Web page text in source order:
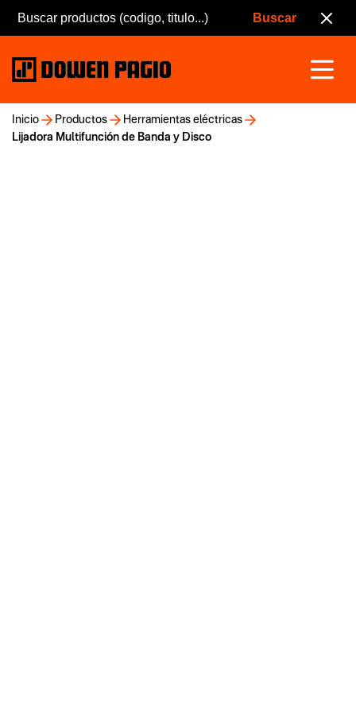
Inicio Productos
Herramientas eléctricas
Lijadora Multifunción de Banda y Disco